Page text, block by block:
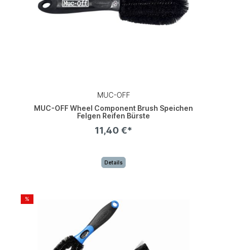
MUC-OFF
MUC-OFF Wheel Component Brush Speichen
Felgen Reifen Bürste
11,40 €*
Details
%